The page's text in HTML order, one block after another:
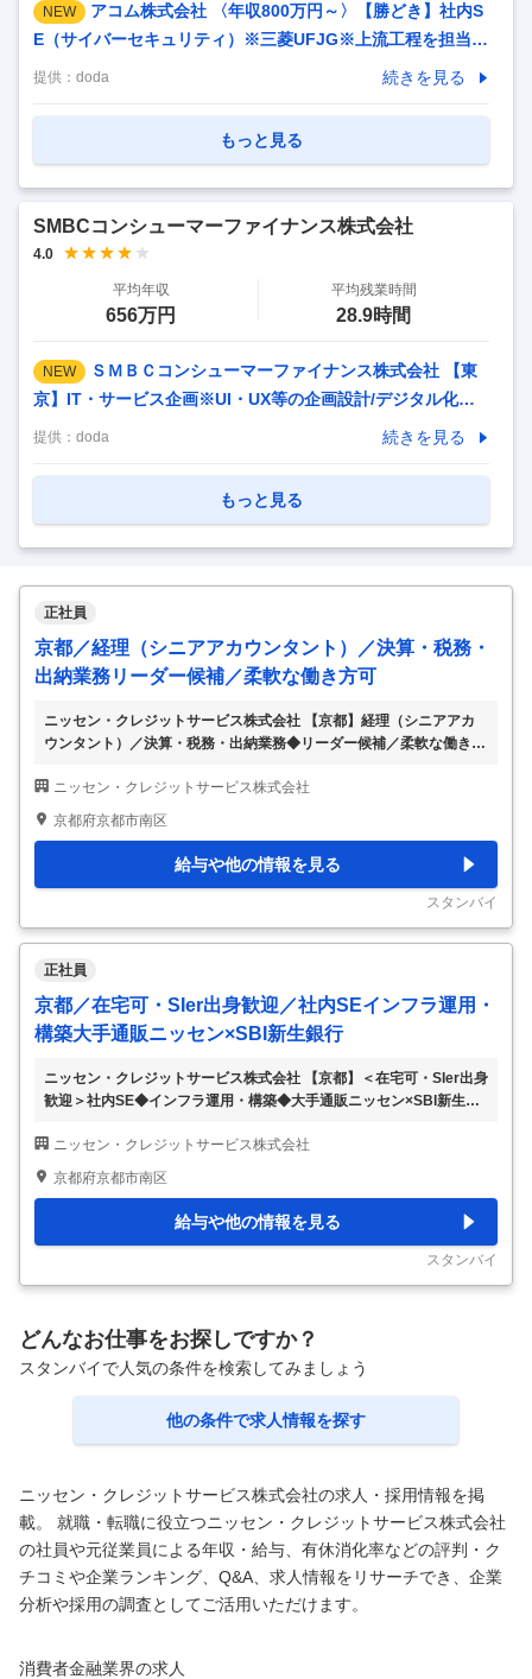
NEW
アコム株式会社 〈年収800万円～〉【勝どき】社内S
E（サイバーセキュリティ）※三菱UFJG※上流工程を担当で
きる 【仕事内容】 〈年収800万円～〉【勝どき】社内SE
率2025年度53％)／残業月20h程度／フレックス勤務可／有
の一員として大切なステークホルダーの皆様の情報資産を守
す。 ■業務内容： 「金融
提供： doda 続きを見る
もっと見る
SMBCコンシューマーファイナンス株式会社
4.0
平均年収
656万円
平均残業時間
28.9時間
NEW
ＳＭＢＣコンシューマーファイナンス株式会社 【東
京】IT・サービス企画※UI・UX等の企画設計/デジタル化推進
における重要ポジション/三井住友G 【仕事内容】 【東京】I
融業界未経験歓迎◇IT・サービス企画/ポテンシャル～即戦力
進・管理。 ・当社の業務シス…
提供： doda 続きを見る
もっと見る
正社員
京都／経理（シニアアカウンタント）／決算・税務・
出納業務リーダー候補／柔軟な働き方可
ニッセン・クレジットサービス株式会社 【京都】経理（シニアアカ
ウンタント）／決算・税務・出納業務◆リーダー候補／柔軟な働き方
務・出納業務◆リーダー候補／柔軟な働き方可 【具体的な仕事内
容】 【金融系企業の経理・出納業務全般を担当／将来のリーダー候
割＞ ・経理業務･出納業務 ＜業務内容＞ ・月次･年次決算業務･監査
対応・税務申告業務・出納業務 ・親会社への報告、連携 ＜コメント
＞ 金融系の会社における経理業務をご担当いただきます。 将来的に
はリーダーとしての役割を担ってい…
ニッセン・クレジットサービス株式会社
京都府京都市南区
給与や他の情報を見る
スタンバイ
正社員
京都／在宅可・SIer出身歓迎／社内SEインフラ運用・
構築大手通販ニッセン×SBI新生銀行
ニッセン・クレジットサービス株式会社 【京都】＜在宅可・SIer出身
歓迎＞社内SE◆インフラ運用・構築◆大手通販ニッセン×SBI新生銀
ラ運用・構築◆大手通販ニッセン×SBI新生銀行 【具体的な仕事内
容】 ～安定運用からリプレース企画まで幅広くお任せ／週１在宅可
勤なし～ ■業務内容： 社内のシステム環境を維持するための取り組み
が主な職務です。 構築、運用チームの一員として、以下のタスクに
取り組んでいただきます。 ■業務詳細： （1）サーバ・ネットワーク
の運用・保…
ニッセン・クレジットサービス株式会社
京都府京都市南区
給与や他の情報を見る
スタンバイ
どんなお仕事をお探しですか？
スタンバイで人気の条件を検索してみましょう
他の条件で求人情報を探す
ニッセン・クレジットサービス株式会社の求人・採用情報を掲
載。 就職・転職に役立つニッセン・クレジットサービス株式会社
の社員や元従業員による年収・給与、有休消化率などの評判・ク
チコミや企業ランキング、Q&A、求人情報をリサーチでき、企業
分析や採用の調査としてご活用いただけます。
消費者金融業界の求人